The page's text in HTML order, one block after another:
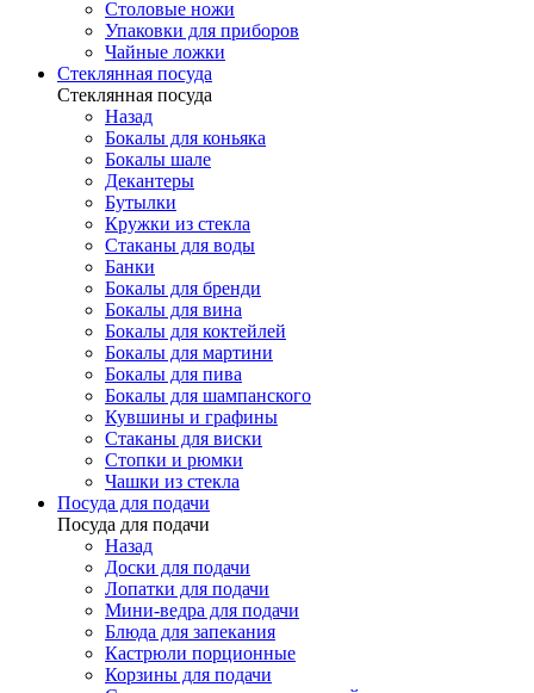
Столовые ножи
Упаковки для приборов
Чайные ложки
Стеклянная посуда
Стеклянная посуда
Назад
Бокалы для коньяка
Бокалы шале
Декантеры
Бутылки
Кружки из стекла
Стаканы для воды
Банки
Бокалы для бренди
Бокалы для вина
Бокалы для коктейлей
Бокалы для мартини
Бокалы для пива
Бокалы для шампанского
Кувшины и графины
Стаканы для виски
Стопки и рюмки
Чашки из стекла
Посуда для подачи
Посуда для подачи
Назад
Доски для подачи
Лопатки для подачи
Мини-ведра для подачи
Блюда для запекания
Кастрюли порционные
Корзины для подачи